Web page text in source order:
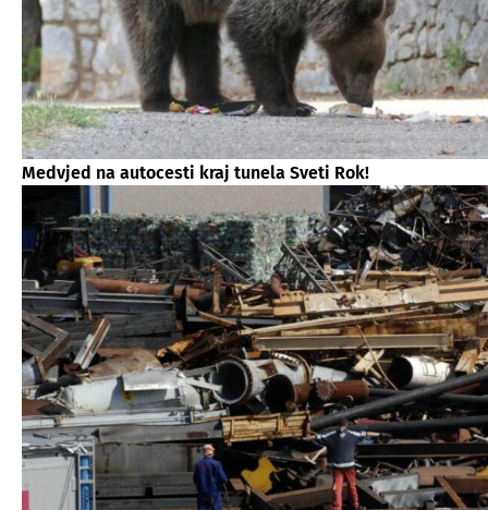
Medvjed na autocesti kraj tunela Sveti Rok!